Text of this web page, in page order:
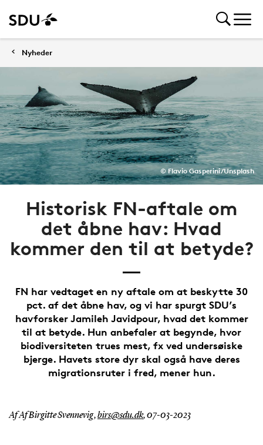
Nyheder
© Flavio Gasperini/Unsplash
Historisk FN-aftale om
det åbne hav: Hvad
kommer den til at betyde?
FN har vedtaget en ny aftale om at beskytte 30
pct. af det åbne hav, og vi har spurgt SDU’s
havforsker Jamileh Javidpour, hvad det kommer
til at betyde. Hun anbefaler at begynde, hvor
biodiversiteten trues mest, fx ved undersøiske
bjerge. Havets store dyr skal også have deres
migrationsruter i fred, mener hun.
Af Af Birgitte Svennevig,birs@sdu.dk,07-03-2023